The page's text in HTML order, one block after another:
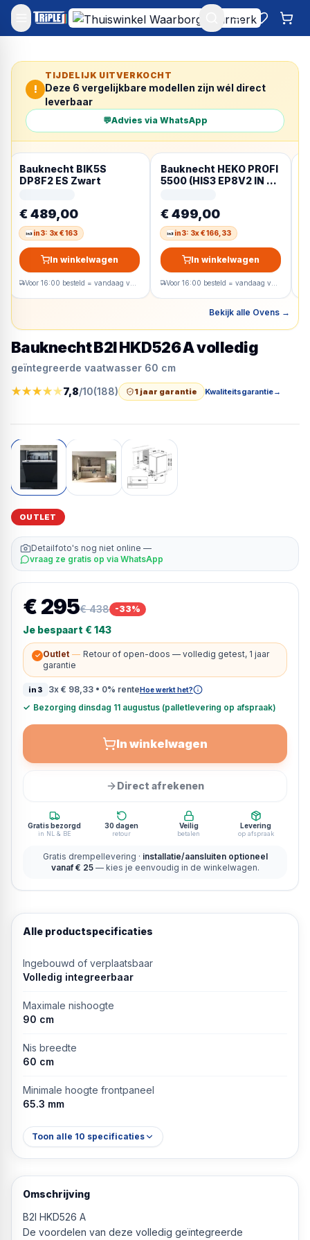
Mijn account
!
TIJDELIJK UITVERKOCHT
Deze 6 vergelijkbare modellen zijn wél direct
leverbaar
💬Advies via WhatsApp
Bauknecht BIK5S
DP8F2 ES Zwart
€ 489,00
in3: 3x € 163
In winkelwagen
Bauknecht HEKO PROFI
5500 (HIS3 EP8V2 IN +
Roestvrijstaal
€ 499,00
in3: 3x € 166,33
In winkelwagen
Bekijk alle Ovens →
Bauknecht B2I HKD526 A volledig
geïntegreerde vaatwasser 60 cm
★★★★★7,8/10(188) 1 jaar garantie Kwaliteitsgarantie→
OUTLET
Detailfoto's nog niet online —
vraag ze gratis op via WhatsApp
€ 295€ 438 -33%
Je bespaart € 143
✓ Outlet — Retour of open-doos — volledig getest, 1 jaar
garantie
in3 3x € 98,33• 0% renteHoe werkt het?
✓ Bezorging dinsdag 11 augustus (palletlevering op afspraak)
In winkelwagen
Direct afrekenen
Gratis bezorgd
in NL & BE
30 dagen
retour
Veilig
betalen
Levering
op afspraak
Gratis drempellevering · installatie/aansluiten optioneel
vanaf € 25 — kies je eenvoudig in de winkelwagen.
Alle productspecificaties
Ingebouwd of verplaatsbaar
Volledig integreerbaar
Maximale nishoogte
90 cm
Nis breedte
60 cm
Minimale hoogte frontpaneel
65.3 mm
Toon alle 10 specificaties
Omschrijving
B2I HKD526 A
De voordelen van deze volledig geïntegreerde